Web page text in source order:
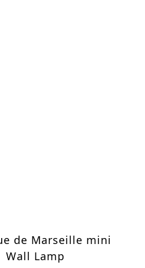
de Marseille mini
Wall Lamp